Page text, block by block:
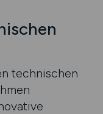
technischen